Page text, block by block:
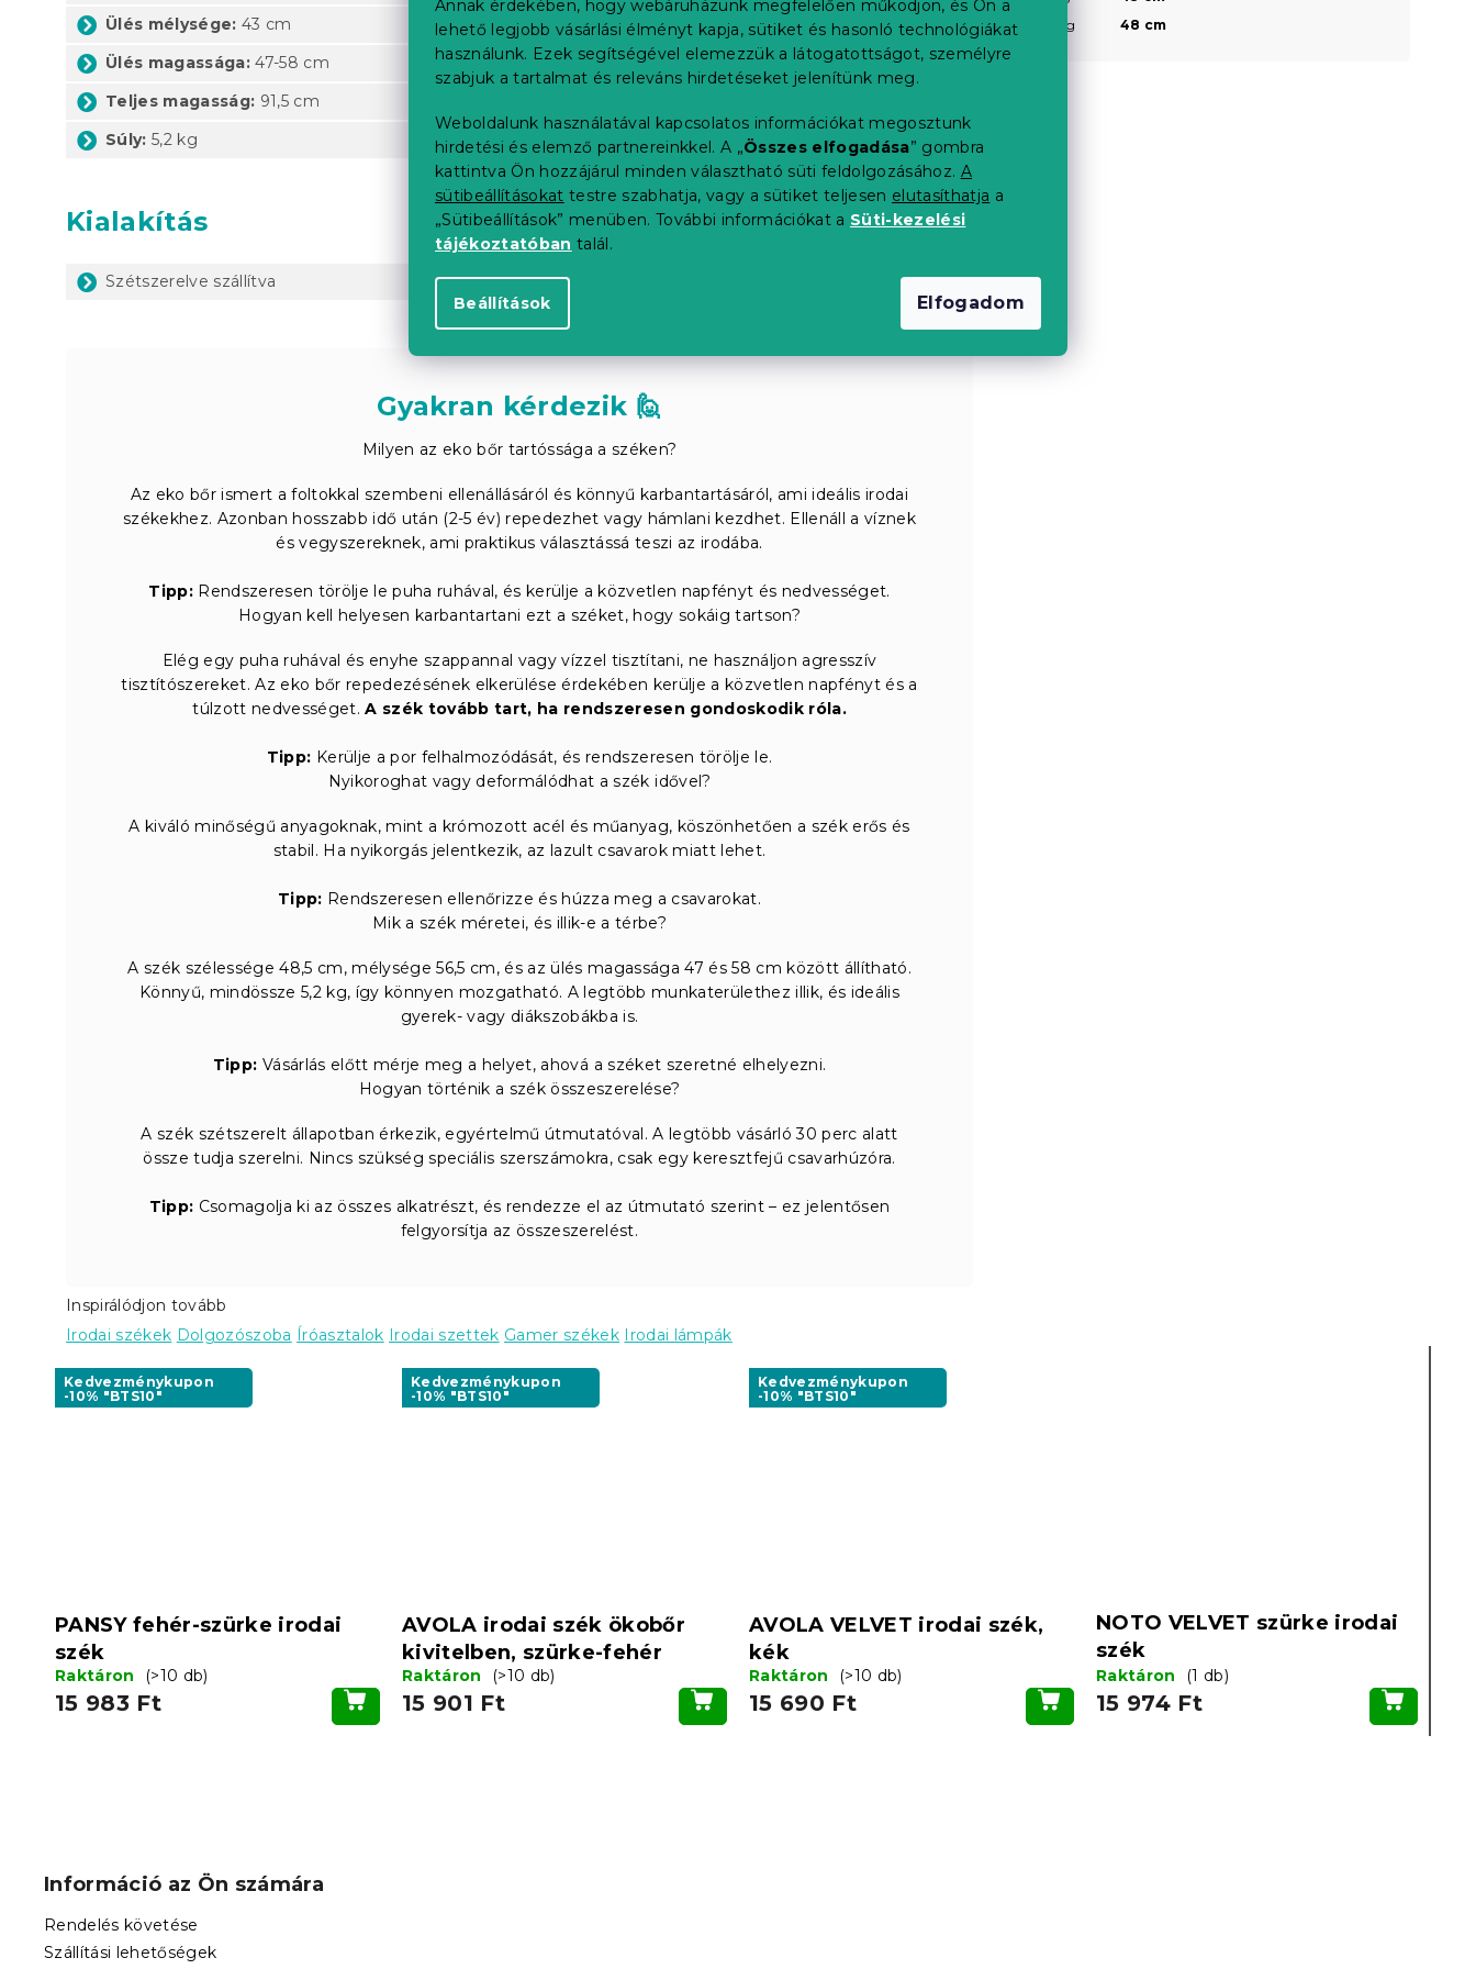
Annak érdekében, hogy webáruházunk megfelelően működjön, és Ön a
lehető legjobb vásárlási élményt kapja, sütiket és hasonló technológiákat
használunk. Ezek segítségével elemezzük a látogatottságot, személyre
szabjuk a tartalmat és releváns hirdetéseket jelenítünk meg.
Weboldalunk használatával kapcsolatos információkat megosztunk
hirdetési és elemző partnereinkkel. A „Összes elfogadása” gombra
kattintva Ön hozzájárul minden választható süti feldolgozásához. A
sütibeállításokat testre szabhatja, vagy a sütiket teljesen elutasíthatja a
„Sütibeállítások” menüben. További információkat a Süti-kezelési
tájékoztatóban talál.
Beállítások Elfogadom
Ülés mélysége: 43 cm
Ülés magassága: 47-58 cm
Teljes magasság: 91,5 cm
Súly: 5,2 kg
Kialakítás
Szétszerelve szállítva
Gyakran kérdezik 🙋
Milyen az eko bőr tartóssága a széken?
Az eko bőr ismert a foltokkal szembeni ellenállásáról és könnyű karbantartásáról, ami ideális irodai
székekhez. Azonban hosszabb idő után (2-5 év) repedezhet vagy hámlani kezdhet. Ellenáll a víznek
és vegyszereknek, ami praktikus választássá teszi az irodába.
Tipp: Rendszeresen törölje le puha ruhával, és kerülje a közvetlen napfényt és nedvességet.
Hogyan kell helyesen karbantartani ezt a széket, hogy sokáig tartson?
Elég egy puha ruhával és enyhe szappannal vagy vízzel tisztítani, ne használjon agresszív
tisztítószereket. Az eko bőr repedezésének elkerülése érdekében kerülje a közvetlen napfényt és a
túlzott nedvességet.A szék tovább tart, ha rendszeresen gondoskodik róla.
Tipp: Kerülje a por felhalmozódását, és rendszeresen törölje le.
Nyikoroghat vagy deformálódhat a szék idővel?
A kiváló minőségű anyagoknak, mint a krómozott acél és műanyag, köszönhetően a szék erős és
stabil. Ha nyikorgás jelentkezik, az lazult csavarok miatt lehet.
Tipp: Rendszeresen ellenőrizze és húzza meg a csavarokat.
Mik a szék méretei, és illik-e a térbe?
A szék szélessége 48,5 cm, mélysége 56,5 cm, és az ülés magassága 47 és 58 cm között állítható.
Könnyű, mindössze 5,2 kg, így könnyen mozgatható. A legtöbb munkaterülethez illik, és ideális
gyerek- vagy diákszobákba is.
Tipp: Vásárlás előtt mérje meg a helyet, ahová a széket szeretné elhelyezni.
Hogyan történik a szék összeszerelése?
A szék szétszerelt állapotban érkezik, egyértelmű útmutatóval. A legtöbb vásárló 30 perc alatt
össze tudja szerelni. Nincs szükség speciális szerszámokra, csak egy keresztfejű csavarhúzóra.
Tipp: Csomagolja ki az összes alkatrészt, és rendezze el az útmutató szerint – ez jelentősen
felgyorsítja az összeszerelést.
Inspirálódjon tovább
Irodai székek Dolgozószoba Íróasztalok Irodai szettek Gamer székek Irodai lámpák
Ülésszélesség
48 cm
Kedvezménykupon
-10% "BTS10"
PANSY fehér-szürke irodai
szék
Raktáron (>10 db)
15 983 Ft
Kedvezménykupon
-10% "BTS10"
AVOLA irodai szék ökobőr
kivitelben, szürke-fehér
Raktáron (>10 db)
15 901 Ft
Kedvezménykupon
-10% "BTS10"
AVOLA VELVET irodai szék,
kék
Raktáron (>10 db)
15 690 Ft
NOTO VELVET szürke irodai
szék
Raktáron (1 db)
15 974 Ft
Információ az Ön számára
Rendelés követése
Szállítási lehetőségek